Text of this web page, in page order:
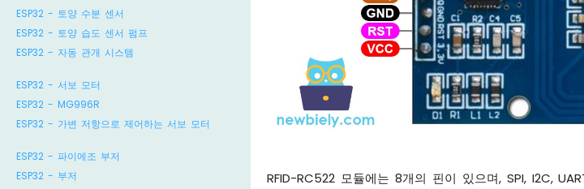
ESP32 - 토양 수분 센서
ESP32 - 토양 습도 센서 펌프
ESP32 - 자동 관개 시스템
ESP32 - 서보 모터
ESP32 - MG996R
ESP32 - 가변 저항으로 제어하는 서보 모터
ESP32 - 파이에조 부저
ESP32 - 부저
RFID-RC522 모듈에는 8개의 핀이 있으며, SPI, I2C,